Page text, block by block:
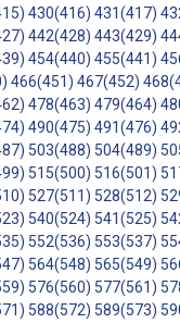
430(416) 431(417)
442(428) 443(429)
454(440) 455(441)
466(451) 467(452)
478(463) 479(464)
490(475) 491(476)
503(488) 504(489)
515(500) 516(501)
527(511) 528(512)
540(524) 541(525)
552(536) 553(537)
564(548) 565(549)
576(560) 577(561)
588(572) 589(573)